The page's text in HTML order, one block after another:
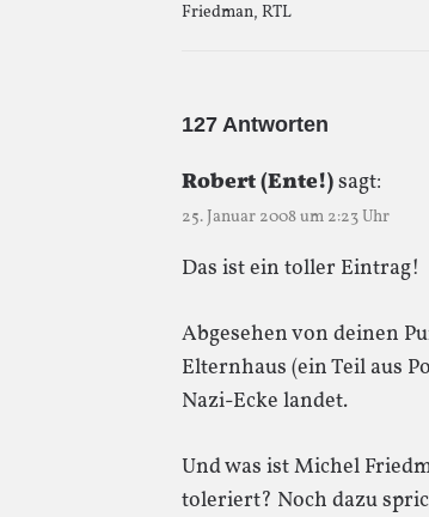
Friedman, RTL
127 Antworten
Robert (Ente!)sagt:
25. Januar 2008 um 2:23 Uhr
Das ist ein toller Eintrag!
Abgesehen von deinen
Elternhaus (ein Teil aus
Nazi-Ecke landet.
Und was ist Michel
toleriert? Noch dazu